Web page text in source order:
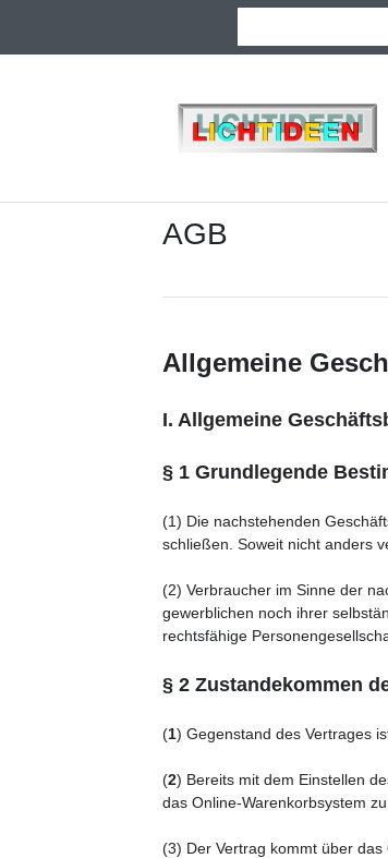
AGB
Allgemeine
I. Allgemeine
§ 1 Grundlegende
(1) Die nachstehenden
schließen. Soweit nicht anders
(2) Verbraucher im Sinne der
gewerblichen noch ihrer
rechtsfähige
§ 2 Zustandekommen
(1) Gegenstand des Vertrages
(2) Bereits mit dem Einstellen
das Online-Warenkorbsystem
(3) Der Vertrag kommt über